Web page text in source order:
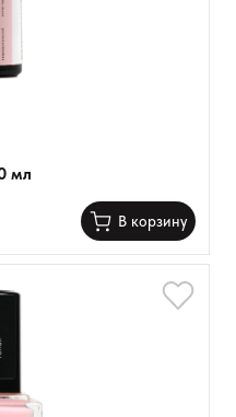
мл
В корзину